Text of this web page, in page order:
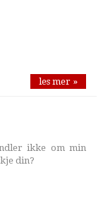
les mer »
ikke om min
din?